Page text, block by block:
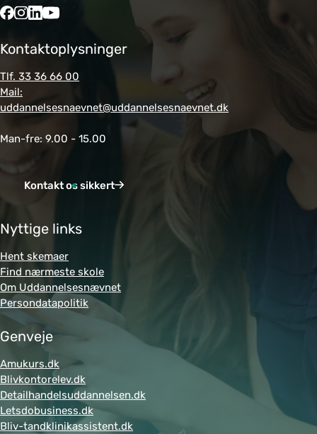
Kontaktoplysninger
Tlf. 33 36 66 00
Mail:
uddannelsesnaevnet@uddannelsesnaevnet.dk
Man-fre: 9.00 - 15.00
Kontakt os sikkert
Nyttige links
Hent skemaer
Find nærmeste skole
Om Uddannelsesnævnet
Persondatapolitik
Genveje
Amukurs.dk
Blivkontorelev.dk
Detailhandelsuddannelsen.dk
Letsdobusiness.dk
Bliv-tandklinikassistent.dk